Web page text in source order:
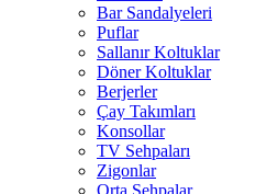
Bar Sandalyeleri
Puflar
Sallanır Koltuklar
Döner Koltuklar
Berjerler
Çay Takımları
Konsollar
TV Sehpaları
Zigonlar
Orta Sehpalar